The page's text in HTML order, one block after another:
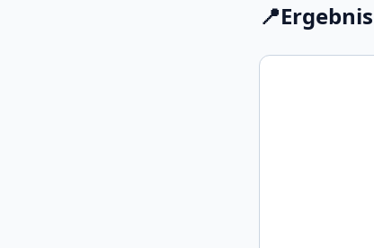
📍Ergebnis